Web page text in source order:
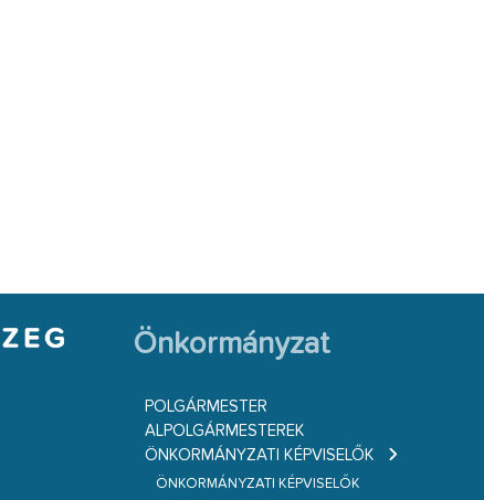
Önkormányzat
POLGÁRMESTER
ALPOLGÁRMESTEREK
ÖNKORMÁNYZATI KÉPVISELŐK
ÖNKORMÁNYZATI KÉPVISELŐK